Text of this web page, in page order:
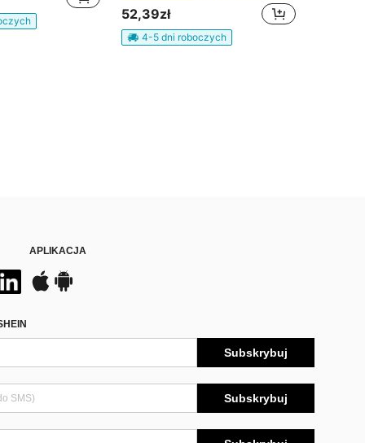
52,39zł
4-5 dni roboczych
APLIKACJA
Subskrybuj
Subskrybuj